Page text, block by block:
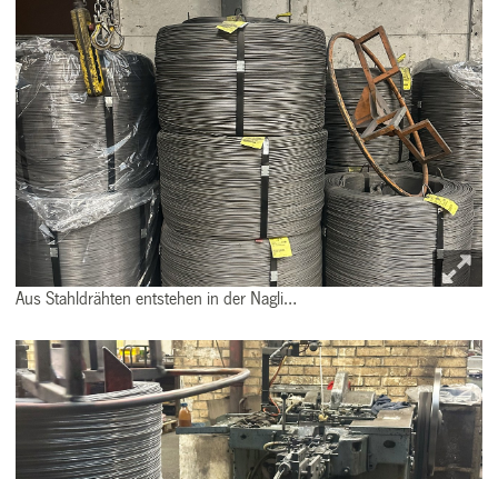
Aus Stahldrähten entstehen in der Nagli…